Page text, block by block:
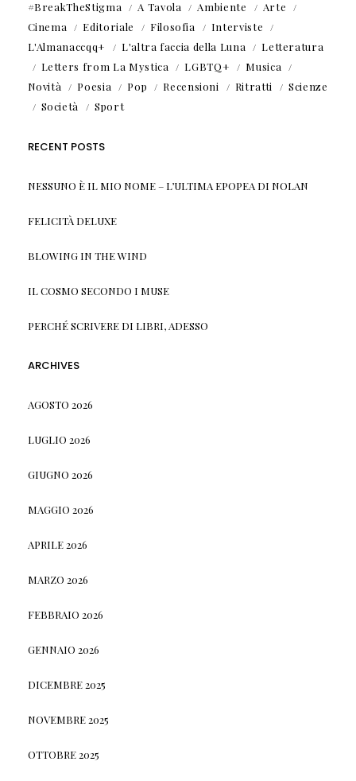
#BreakTheStigma A Tavola Ambiente
Arte
Cinema
Editoriale Filosofia
Interviste
L'Almanaccqq+
L'altra faccia della Luna
Letteratura
Letters from La Mystica
LGBTQ+
Musica
Novità
Poesia Pop Recensioni Ritratti
Scienze
Società
Sport
RECENT POSTS
NESSUNO È IL MIO NOME – L’ULTIMA EPOPEA DI NOLAN
FELICITÀ DELUXE
BLOWING IN THE WIND
IL COSMO SECONDO I MUSE
PERCHÉ SCRIVERE DI LIBRI, ADESSO
ARCHIVES
AGOSTO 2026
LUGLIO 2026
GIUGNO 2026
MAGGIO 2026
APRILE 2026
MARZO 2026
FEBBRAIO 2026
GENNAIO 2026
DICEMBRE 2025
NOVEMBRE 2025
OTTOBRE 2025